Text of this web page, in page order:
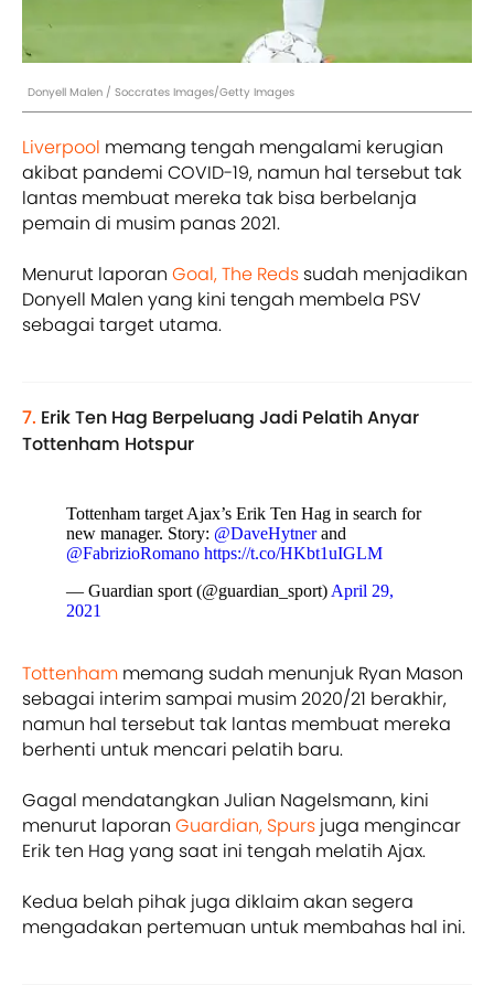
Donyell Malen / Soccrates Images/Getty Images
Liverpool memang tengah mengalami kerugian
akibat pandemi COVID-19, namun hal tersebut tak
lantas membuat mereka tak bisa berbelanja
pemain di musim panas 2021.
Menurut laporan Goal,The Reds sudah menjadikan
Donyell Malen yang kini tengah membela PSV
sebagai target utama.
7. Erik Ten Hag Berpeluang Jadi Pelatih Anyar
Tottenham Hotspur
Tottenham target Ajax’s Erik Ten Hag in search for
new manager. Story: @DaveHytnerand
@FabrizioRomano https://t.co/HKbt1uIGLM
— Guardian sport (@guardian_sport)April 29,
2021
Tottenham memang sudah menunjuk Ryan Mason
sebagai interim sampai musim 2020/21 berakhir,
namun hal tersebut tak lantas membuat mereka
berhenti untuk mencari pelatih baru.
Gagal mendatangkan Julian Nagelsmann, kini
menurut laporan Guardian, Spurs juga mengincar
Erik ten Hag yang saat ini tengah melatih Ajax.
Kedua belah pihak juga diklaim akan segera
mengadakan pertemuan untuk membahas hal ini.